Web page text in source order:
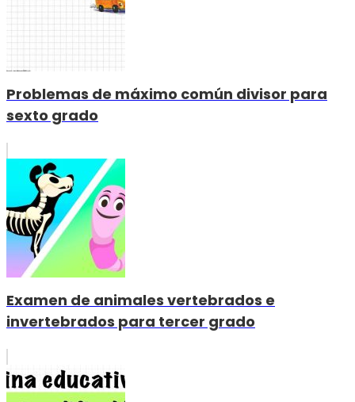
Problemas de máximo común divisor para
sexto grado
Examen de animales vertebrados e
invertebrados para tercer grado